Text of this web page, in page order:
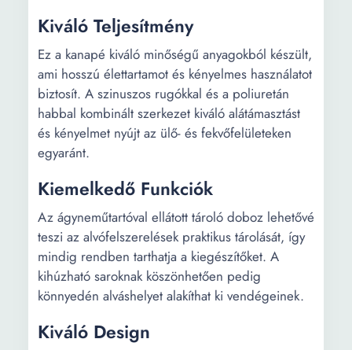
Kiváló Teljesítmény
Ez a kanapé kiváló minőségű anyagokból készült,
ami hosszú élettartamot és kényelmes használatot
biztosít. A szinuszos rugókkal és a poliuretán
habbal kombinált szerkezet kiváló alátámasztást
és kényelmet nyújt az ülő- és fekvőfelületeken
egyaránt.
Kiemelkedő Funkciók
Az ágyneműtartóval ellátott tároló doboz lehetővé
teszi az alvófelszerelések praktikus tárolását, így
mindig rendben tarthatja a kiegészítőket. A
kihúzható saroknak köszönhetően pedig
könnyedén alváshelyet alakíthat ki vendégeinek.
Kiváló Design